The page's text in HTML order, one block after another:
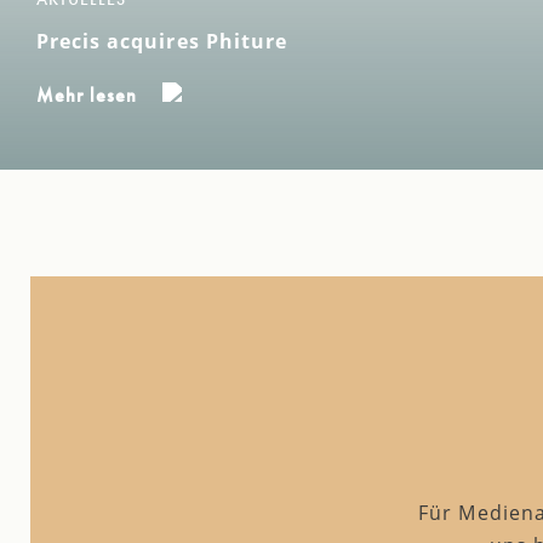
Precis acquires Phiture
Mehr lesen
Für